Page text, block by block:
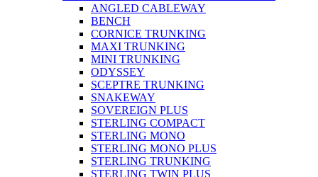
ANGLED CABLEWAY
BENCH
CORNICE TRUNKING
MAXI TRUNKING
MINI TRUNKING
ODYSSEY
SCEPTRE TRUNKING
SNAKEWAY
SOVEREIGN PLUS
STERLING COMPACT
STERLING MONO
STERLING MONO PLUS
STERLING TRUNKING
STERLING TWIN PLUS